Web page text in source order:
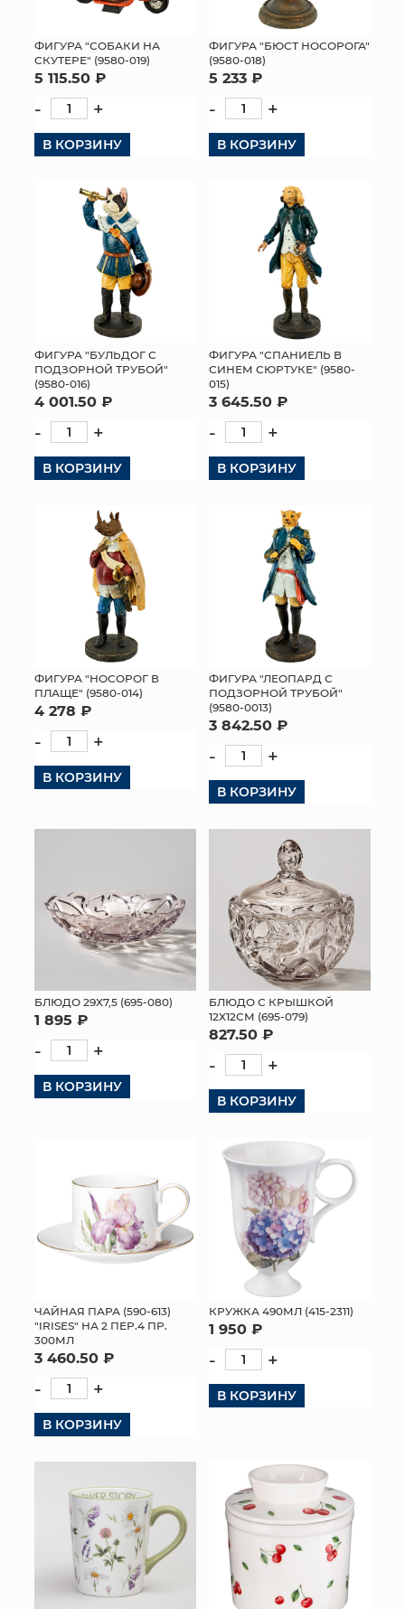
ФИГУРА "СОБАКИ НА
СКУТЕРЕ" (9580-019)
5 115.50 ₽
- +
В КОРЗИНУ
ФИГУРА "БЮСТ НОСОРОГА"
(9580-018)
5 233 ₽
- +
В КОРЗИНУ
ФИГУРА "БУЛЬДОГ С
ПОДЗОРНОЙ ТРУБОЙ"
(9580-016)
4 001.50 ₽
- +
В КОРЗИНУ
ФИГУРА "СПАНИЕЛЬ В
СИНЕМ СЮРТУКЕ" (9580-
015)
3 645.50 ₽
- +
В КОРЗИНУ
ФИГУРА "НОСОРОГ В
ПЛАЩЕ" (9580-014)
4 278 ₽
- +
В КОРЗИНУ
ФИГУРА "ЛЕОПАРД С
ПОДЗОРНОЙ ТРУБОЙ"
(9580-0013)
3 842.50 ₽
- +
В КОРЗИНУ
БЛЮДО 29Х7,5 (695-080)
1 895 ₽
- +
В КОРЗИНУ
БЛЮДО С КРЫШКОЙ
12Х12СМ (695-079)
827.50 ₽
- +
В КОРЗИНУ
ЧАЙНАЯ ПАРА (590-613)
"IRISES" НА 2 ПЕР.4 ПР.
300МЛ
3 460.50 ₽
- +
В КОРЗИНУ
КРУЖКА 490МЛ (415-2311)
1 950 ₽
- +
В КОРЗИНУ